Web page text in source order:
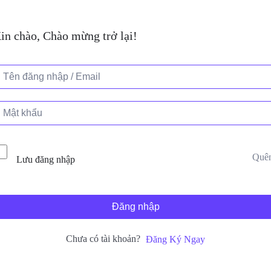
chào, Chào mừng trở lại!
Lưu đăng nhập
Đăng nhập
Chưa có tài khoản? Đăng Ký Ngay